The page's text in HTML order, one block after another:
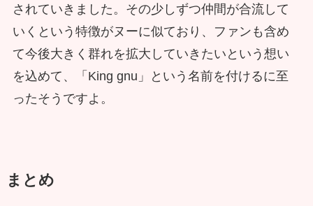
されていきました。その少しずつ仲間が合流して
いくという特徴がヌーに似ており、ファンも含め
て今後大きく群れを拡大していきたいという想い
を込めて、「King gnu」という名前を付けるに至
ったそうですよ。
まとめ